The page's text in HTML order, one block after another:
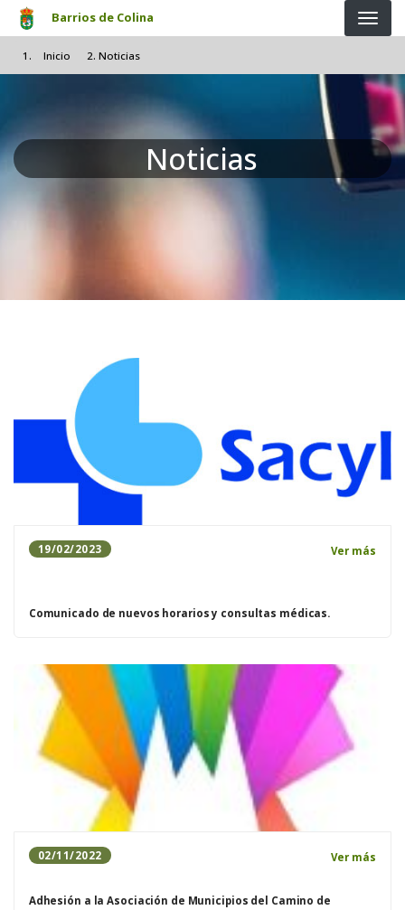
Pasar al contenido principal
Barrios de Colina
Inicio Noticias
Noticias
19/02/2023 Ver más
Comunicado de nuevos horarios y consultas médicas.
02/11/2022 Ver más
Adhesión a la Asociación de Municipios del Camino de